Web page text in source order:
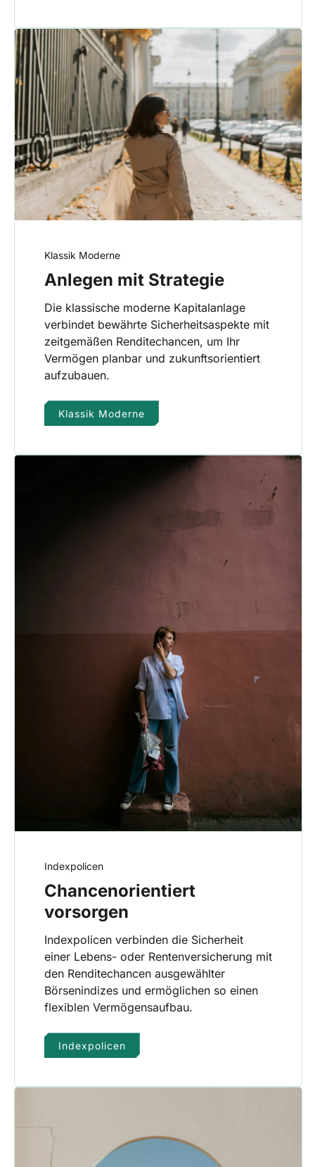
Klassik Moderne
Anlegen mit Strategie
Die klassische moderne Kapitalanlage
verbindet bewährte Sicherheitsaspekte mit
zeitgemäßen Renditechancen, um Ihr
Vermögen planbar und zukunftsorientiert
aufzubauen.
Klassik Moderne
Indexpolicen
Chancenorientiert
vorsorgen
Indexpolicen verbinden die Sicherheit
einer Lebens- oder Rentenversicherung mit
den Renditechancen ausgewählter
Börsenindizes und ermöglichen so einen
flexiblen Vermögensaufbau.
Indexpolicen